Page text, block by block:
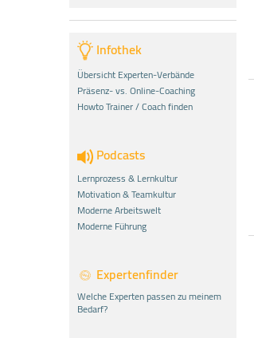
Infothek
Übersicht Experten-Verbände
Präsenz- vs. Online-Coaching
Howto Trainer / Coach finden
Podcasts
Lernprozess & Lernkultur
Motivation & Teamkultur
Moderne Arbeitswelt
Moderne Führung
Expertenfinder
Welche Experten passen zu meinem
Bedarf?